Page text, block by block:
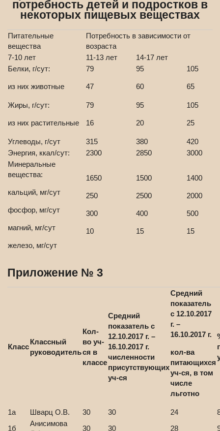
потребность детей и подростков в
некоторых пищевых веществах
Питательные
вещества
Потребность в зависимости от
возраста
7-10 лет
11-13 лет
14-17 лет
Белки, г/сут:
из них животные
79
47
95
60
105
65
Жиры, г/сут:
из них растительные
79
16
95
20
105
25
Углеводы, г/сут 315 380
420
Энергия, ккал/сут:
2300 2850
3000
Минеральные
вещества:
кальций, мг/сут
фосфор, мг/сут
магний, мг/сут
железо, мг/сут
1650
250
300
10
1500
2500
400
15
1400
2000
500
15
Приложение № 3
Класс
Классный
руководитель
Кол-
во уч-
ся в
классе
Средний
показатель с
12.10.2017 г. –
16.10.2017 г.
численности
присутствующих
уч-ся
Средний
показатель
с 12.10.2017
г. –
16.10.2017 г.
кол-ва
питающихся
уч-ся, в том
числе
льготно
1а Шварц О.В. 30 30 24
1б
Анисимова
30 30 28